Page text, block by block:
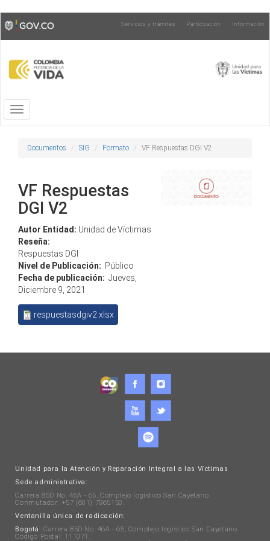
Pasar
al
contenido
Toggle
high
contrast
Servicios y trámites Participación Información
Toggle
navigation
Documentos SIG Formato VF Respuestas DGI V2
VF Respuestas
DGI V2
Autor Entidad: Unidad de Víctimas
Reseña:
Respuestas DGI
Nivel de Publicación: Público
Fecha de publicación: Jueves,
Diciembre 9, 2021
respuestasdgiv2.xlsx
Unidad para la Atención y Reparación Integral a las Víctimas
Sede administrativa:
Carrera 85D No. 46A - 65, Complejo logístico San Cayetano.
Conmutador: +57 (601) 7965150.
Ventanilla única de radicación:
Bogotá: Carrera 85D No. 46A - 65, Complejo logístico San Cayetano.
Código Postal: 111071.